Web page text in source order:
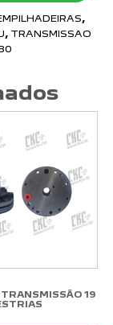
,
, TRANSMISSAO
19